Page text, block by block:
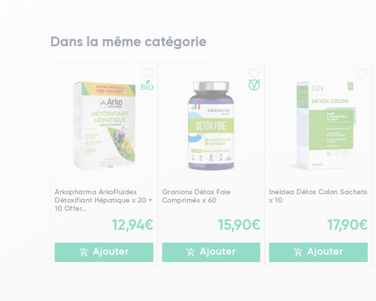
Dans la même catégorie
Arkopharma ArkoFluides
Détoxifiant Hépatique x 20 +
10 Offer...
12,94€
Ajouter
Granions Détox Foie
Comprimés x 60
15,90€
Ajouter
Ineldea Détox Colon Sachets
x 10
17,90€
Ajouter